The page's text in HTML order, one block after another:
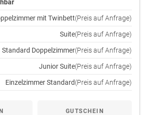
mit Twinbett(Preis auf Anfrage)
Suite(Preis auf Anfrage)
Standard Doppelzimmer(Preis auf Anfrage)
Junior Suite(Preis auf Anfrage)
Einzelzimmer Standard(Preis auf Anfrage)
GUTSCHEIN